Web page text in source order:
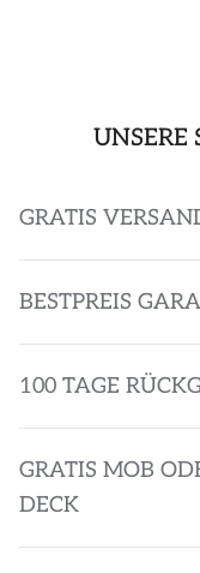
UNSERE
GRATIS
BESTPREIS
100 TAGE
GRATIS MOB
DECK